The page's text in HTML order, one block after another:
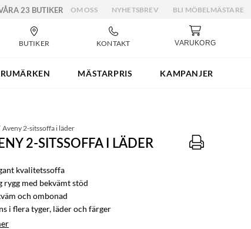
23 BUTIKER OM OSS NYHETSBREV BLI MÖBELMÄSTARE
BUTIKER KONTAKT VARUKORG
MÄSTARPRIS KAMPANJER
Aveny 2-sitssoffa i läder
2-SITSSOFFA I LÄDER
kvalitetssoffa
rygg med bekvämt stöd
och ombonad
i flera tyger, läder och färger